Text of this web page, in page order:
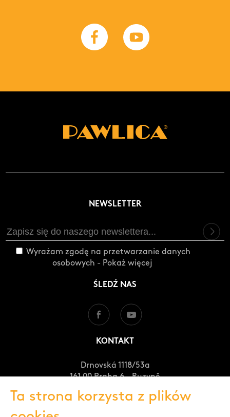
KONTAKT
Drnovská 1118/53a
161 00 Praha 6 - Ruzyně
NEWSLETTER
Wyrażam zgodę na przetwarzanie danych
osobowych - Pokaż więcej
ŚLEDŹ NAS
Ta strona korzysta z plików